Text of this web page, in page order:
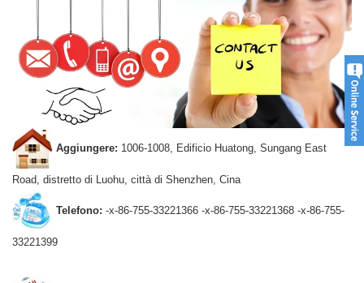
Aggiungere: 1006-1008, Edificio Huatong, Sungang East
Road, distretto di Luohu, città di Shenzhen, Cina
Telefono: -x-86-755-33221366 -x-86-755-33221368 -x-86-755-
33221399